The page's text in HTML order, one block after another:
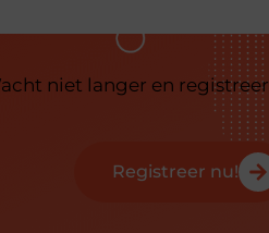
niet langer en registreer
Registreer nu!